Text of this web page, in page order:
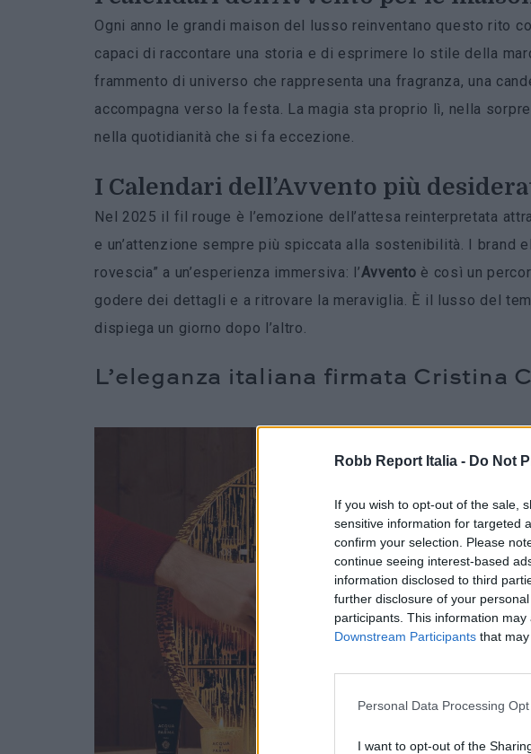
Robb Report Italia - Do Not
If you wish to opt-out of the sale,
sensitive information for targeted
confirm your selection. Please
continue seeing interest-based
information disclosed to third
further disclosure of your
participants. This information
Downstream Participants that
Personal Data Processing
I want to opt-out of the
Ogni anno le grandi maison del lusso reinventano questo rito
capaci di raccontare una storia e di esprimere lo stile della
frammento di universo che rappresenta una fragranza, una
accompagna verso la festa. La magia sta proprio lì, nella
nella quotidianità che si fa eccezione.
I Calendari dell’Avvento più
Nel 2025 il fil rouge è l’emozione dell’attesa reinterpretata
e un’attenzione sempre più spiccata alla sostenibilità. I brand
rovescia” a un’esperienza immersiva: l’Avvento è così un
godere dei dettagli e a ritrovare la meraviglia. È il lusso del
dispiega un giorno dopo l’altro.
L’eleganza italiana firmata Cristina